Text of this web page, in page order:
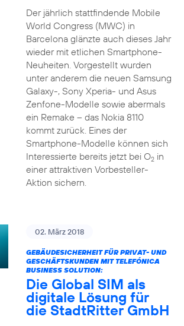
Der jährlich stattfindende Mobile
World Congress (MWC) in
Barcelona glänzte auch dieses Jahr
wieder mit etlichen Smartphone-
Neuheiten. Vorgestellt wurden
unter anderem die neuen Samsung
Galaxy-, Sony Xperia- und Asus
Zenfone-Modelle sowie abermals
ein Remake – das Nokia 8110
kommt zurück. Eines der
Smartphone-Modelle können sich
Interessierte bereits jetzt bei O2in
einer attraktiven Vorbesteller-
Aktion sichern.
02. März 2018
GEBÄUDESICHERHEIT FÜR PRIVAT- UND
GESCHÄFTSKUNDEN MIT TELEFÓNICA
BUSINESS SOLUTION:
Die Global SIM als
digitale Lösung für
die StadtRitter GmbH